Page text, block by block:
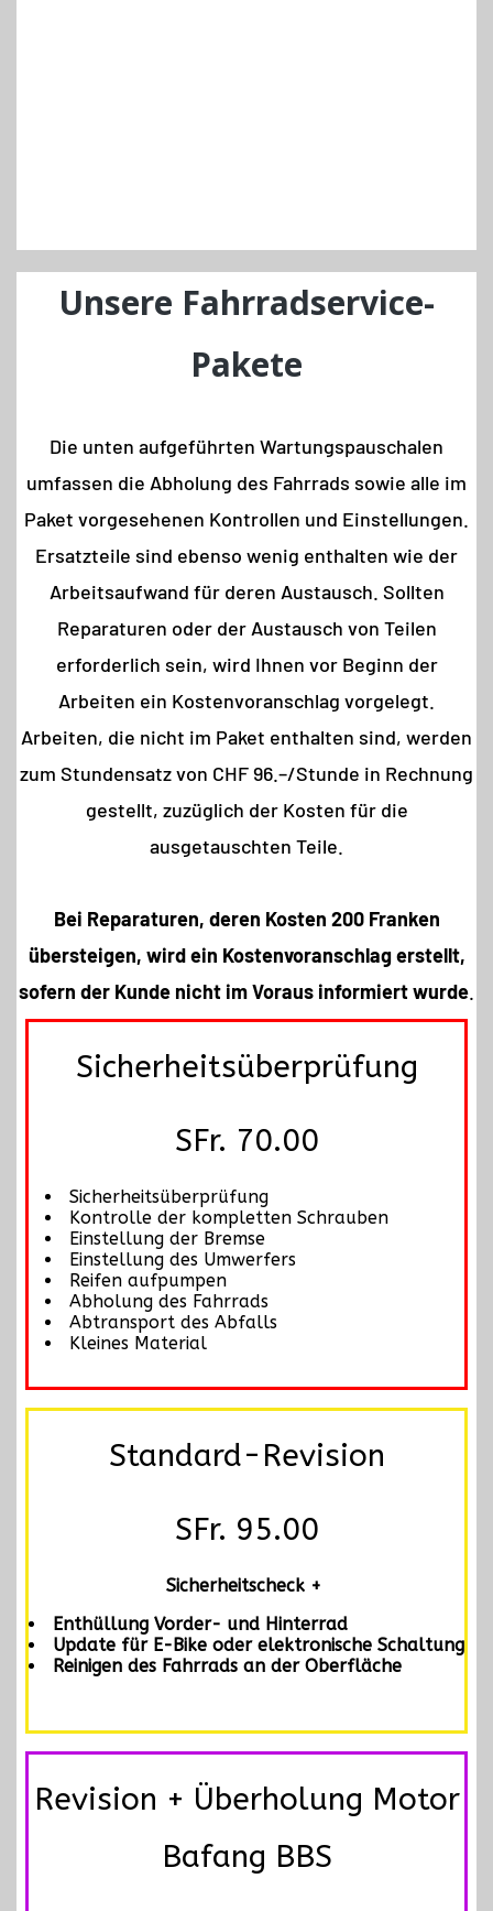
Unsere Fahrradservice-
Pakete
Die unten aufgeführten Wartungspauschalen
umfassen die Abholung des Fahrrads sowie alle im
Paket vorgesehenen Kontrollen und Einstellungen.
Ersatzteile sind ebenso wenig enthalten wie der
Arbeitsaufwand für deren Austausch. Sollten
Reparaturen oder der Austausch von Teilen
erforderlich sein, wird Ihnen vor Beginn der
Arbeiten ein Kostenvoranschlag vorgelegt.
Arbeiten, die nicht im Paket enthalten sind, werden
zum Stundensatz von CHF 96.–/Stunde in Rechnung
gestellt, zuzüglich der Kosten für die
ausgetauschten Teile.
Bei Reparaturen, deren Kosten 200 Franken
übersteigen, wird ein Kostenvoranschlag erstellt,
sofern der Kunde nicht im Voraus informiert wurde.
Sicherheitsüberprüfung
SFr. 70.00
Sicherheitsüberprüfung
Kontrolle der kompletten Schrauben
Einstellung der Bremse
Einstellung des Umwerfers
Reifen aufpumpen
Abholung des Fahrrads
Abtransport des Abfalls
Kleines Material
Standard-Revision
SFr. 95.00
Sicherheitscheck +
Enthüllung Vorder- und Hinterrad
Update für E-Bike oder elektronische Schaltung
Reinigen des Fahrrads an der Oberfläche
Revision + Überholung Motor
Bafang BBS